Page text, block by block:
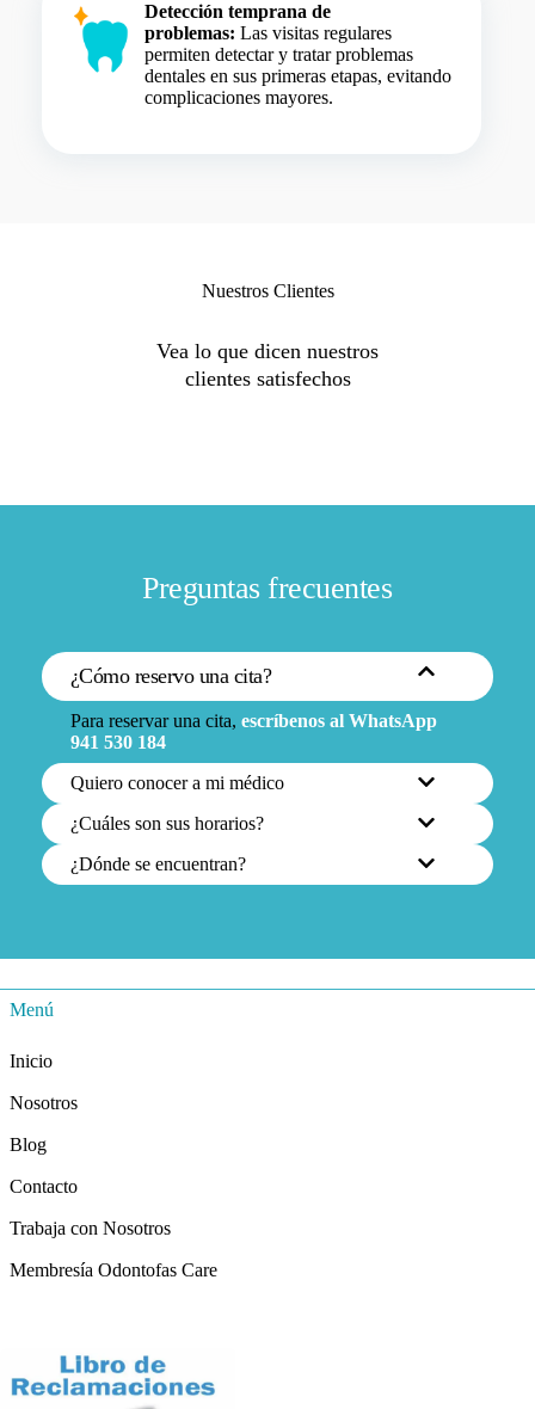
Detección temprana de
problemas: Las visitas regulares
permiten detectar y tratar problemas
dentales en sus primeras etapas, evitando
complicaciones mayores.
Nuestros Clientes
Vea lo que dicen nuestros
clientes satisfechos
Preguntas frecuentes
¿Cómo reservo una cita?
Para reservar una cita, escríbenos al WhatsApp
941 530 184
Quiero conocer a mi médico
¿Cuáles son sus horarios?
¿Dónde se encuentran?
Menú
Inicio
Nosotros
Blog
Contacto
Trabaja con Nosotros
Membresía Odontofas Care